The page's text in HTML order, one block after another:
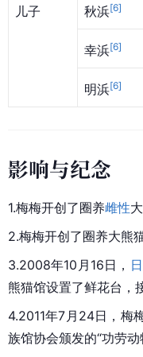
儿子 秋浜[6]
幸浜[6]
明浜[6]
影响与纪念
1.梅梅开创了圈养雌性
2.梅梅开创了圈养大熊
3.2008年10月16日，
熊猫馆设置了鲜花台，
4.2011年7月24日，梅
族馆协会颁发的“功劳